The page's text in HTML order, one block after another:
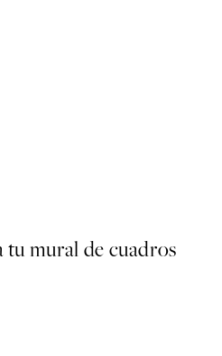
mural de cuadros